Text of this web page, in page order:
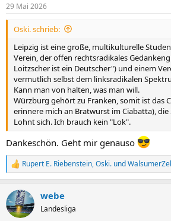
e
n
29 Mai 2026
Oski. schrieb:
Leipzig ist eine große, multikulturelle
Verein, der offen rechtsradikales
Loitzscher ist ein Deutscher") und einem
vermutlich selbst dem linksradikalen
Kann man von halten, was man will.
Würzburg gehört zu Franken, somit ist das
erinnere mich an Bratwurst im Ciabatta),
Lohnt sich. Ich brauch kein "Lok".
Dankeschön. Geht mir genauso
R
e
k
t
i
Rupert E. Riebenstein,Oski. und
webe
Landesliga